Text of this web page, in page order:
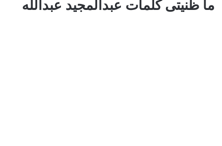
ما ظنيتى كلمات عبدالمجيد عبدالله